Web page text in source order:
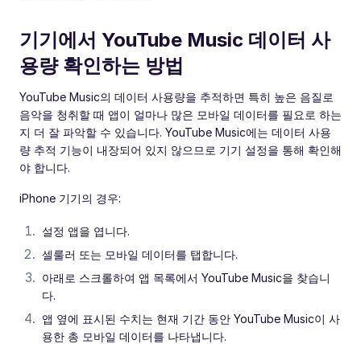
기기에서 YouTube Music 데이터 사
용량 확인하는 방법
YouTube Music의 데이터 사용량을 추적하면 특히 높은 음질로
음악을 청취할 때 앱이 얼마나 많은 모바일 데이터를 필요로 하는
지 더 잘 파악할 수 있습니다. YouTube Music에는 데이터 사용
량 추적 기능이 내장되어 있지 않으므로 기기 설정을 통해 확인해
야 합니다.
iPhone 기기의 경우:
설정 앱을 엽니다.
셀룰러 또는 모바일 데이터를 탭합니다.
아래로 스크롤하여 앱 목록에서 YouTube Music을 찾습니
다.
앱 옆에 표시된 수치는 현재 기간 동안 YouTube Music이 사
용한 총 모바일 데이터를 나타냅니다.